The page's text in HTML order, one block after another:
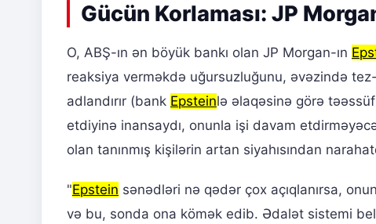
Gücün Korlaması: JP
O, ABŞ-ın ən böyük bankı olan JP Morgan-ın
reaksiya verməkdə uğursuzluğunu, əvəzində
adlandırır (bank Epsteinlə əlaqəsinə görə
etdiyinə inansaydı, onunla işi davam
olan tanınmış kişilərin artan siyahısından
"Epstein sənədləri nə qədər çox açıqlanırsa,
və bu, sonda ona kömək edib. Ədalət sistemi